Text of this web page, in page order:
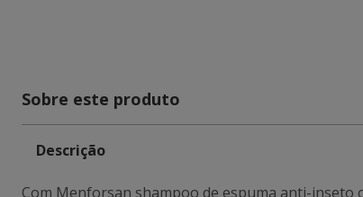
Sobre este produto
Descrição
Com Menforsan shampoo de espuma anti-inseto